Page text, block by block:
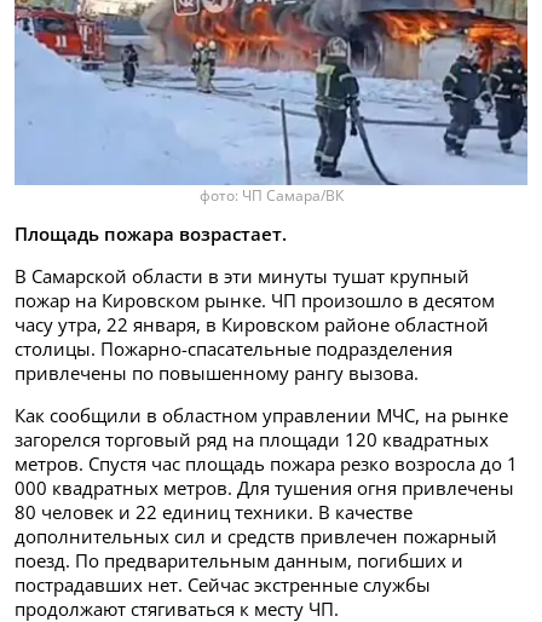
фото: ЧП Самара/ВК
Площадь пожара возрастает.
В Самарской области в эти минуты тушат крупный
пожар на Кировском рынке. ЧП произошло в десятом
часу утра, 22 января, в Кировском районе областной
столицы. Пожарно-спасательные подразделения
привлечены по повышенному рангу вызова.
Как сообщили в областном управлении МЧС, на рынке
загорелся торговый ряд на площади 120 квадратных
метров. Спустя час площадь пожара резко возросла до 1
000 квадратных метров. Для тушения огня привлечены
80 человек и 22 единиц техники. В качестве
дополнительных сил и средств привлечен пожарный
поезд. По предварительным данным, погибших и
пострадавших нет. Сейчас экстренные службы
продолжают стягиваться к месту ЧП.